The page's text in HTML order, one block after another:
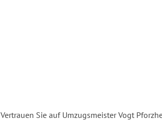
Vertrauen Sie auf Umzugsmeister Vogt